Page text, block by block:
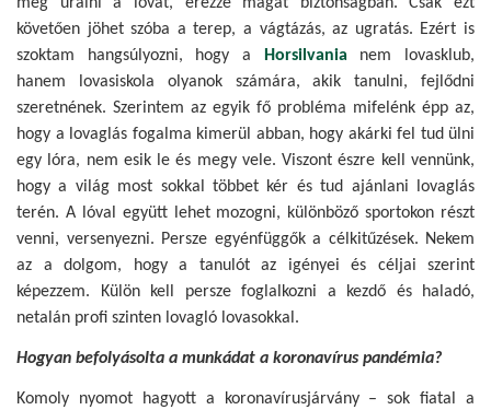
meg uralni a lovat, érezze magát biztonságban. Csak ezt
követően jöhet szóba a terep, a vágtázás, az ugratás. Ezért is
szoktam hangsúlyozni, hogy a Horsilvania nem lovasklub,
hanem lovasiskola olyanok számára, akik tanulni, fejlődni
szeretnének. Szerintem az egyik fő probléma mifelénk épp az,
hogy a lovaglás fogalma kimerül abban, hogy akárki fel tud ülni
egy lóra, nem esik le és megy vele. Viszont észre kell vennünk,
hogy a világ most sokkal többet kér és tud ajánlani lovaglás
terén. A lóval együtt lehet mozogni, különböző sportokon részt
venni, versenyezni. Persze egyénfüggők a célkitűzések. Nekem
az a dolgom, hogy a tanulót az igényei és céljai szerint
képezzem. Külön kell persze foglalkozni a kezdő és haladó,
netalán profi szinten lovagló lovasokkal.
Hogyan befolyásolta a munkádat a koronavírus pandémia?
Komoly nyomot hagyott a koronavírusjárvány – sok fiatal a